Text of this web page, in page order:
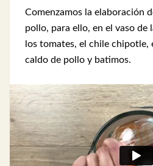
Comenzamos la elaboración
pollo, para ello, en el vaso de
los tomates, el chile chipotle,
caldo de pollo y batimos.